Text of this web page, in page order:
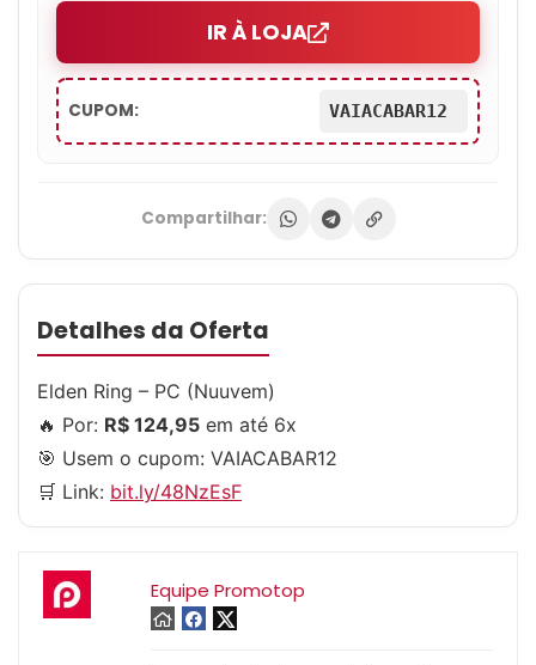
IR À LOJA
CUPOM: VAIACABAR12
Compartilhar:
Detalhes da Oferta
Elden Ring – PC (Nuuvem)
🔥 Por: R$ 124,95 em até 6x
🎯 Usem o cupom: VAIACABAR12
🛒 Link: bit.ly/48NzEsF
Equipe Promotop